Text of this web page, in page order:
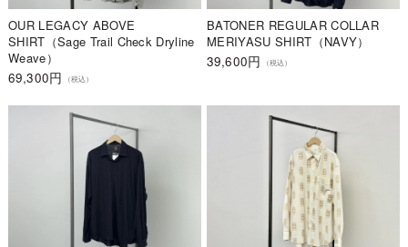
OUR LEGACY ABOVE
SHIRT（Sage Trail Check Dryline
Weave）
69,300円
（税込）
BATONER REGULAR COLLAR
MERIYASU SHIRT（NAVY）
39,600円
（税込）